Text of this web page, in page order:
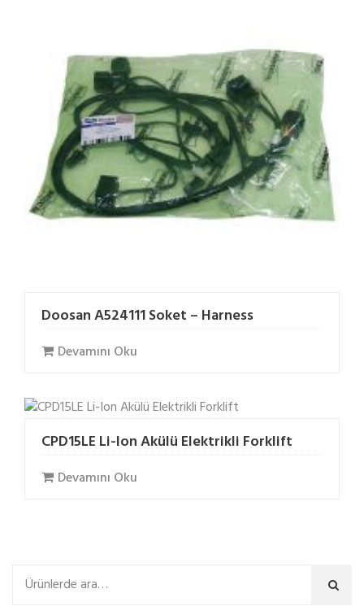
Doosan A524111 Soket – Harness
Devamını Oku
CPD15LE Li-Ion Akülü Elektrikli Forklift
Devamını Oku
Ara